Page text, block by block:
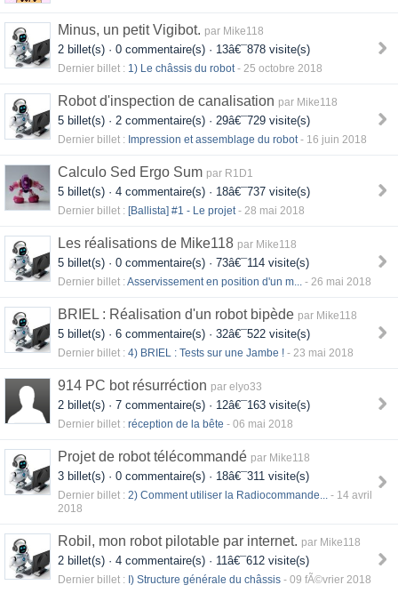
Minus, un petit Vigibot. par Mike118
2 billet(s) · 0 commentaire(s) · 13â€¯878 visite(s)
Dernier billet : 1) Le châssis du robot - 25 octobre 2018
Robot d'inspection de canalisation par Mike118
5 billet(s) · 2 commentaire(s) · 29â€¯729 visite(s)
Dernier billet : Impression et assemblage du robot - 16 juin 2018
Calculo Sed Ergo Sum par R1D1
5 billet(s) · 4 commentaire(s) · 18â€¯737 visite(s)
Dernier billet : [Ballista] #1 - Le projet - 28 mai 2018
Les réalisations de Mike118 par Mike118
5 billet(s) · 0 commentaire(s) · 73â€¯114 visite(s)
Dernier billet : Asservissement en position d'un m... - 26 mai 2018
BRIEL : Réalisation d'un robot bipède par Mike118
5 billet(s) · 6 commentaire(s) · 32â€¯522 visite(s)
Dernier billet : 4) BRIEL : Tests sur une Jambe ! - 23 mai 2018
914 PC bot résurréction par elyo33
2 billet(s) · 7 commentaire(s) · 12â€¯163 visite(s)
Dernier billet : réception de la bête - 06 mai 2018
Projet de robot télécommandé par Mike118
3 billet(s) · 0 commentaire(s) · 18â€¯311 visite(s)
Dernier billet : 2) Comment utiliser la Radiocommande...
- 14 avril
2018
Robil, mon robot pilotable par internet. par Mike118
2 billet(s) · 4 commentaire(s) · 11â€¯612 visite(s)
Dernier billet : I) Structure générale du châssis - 09 fÃ©vrier 2018